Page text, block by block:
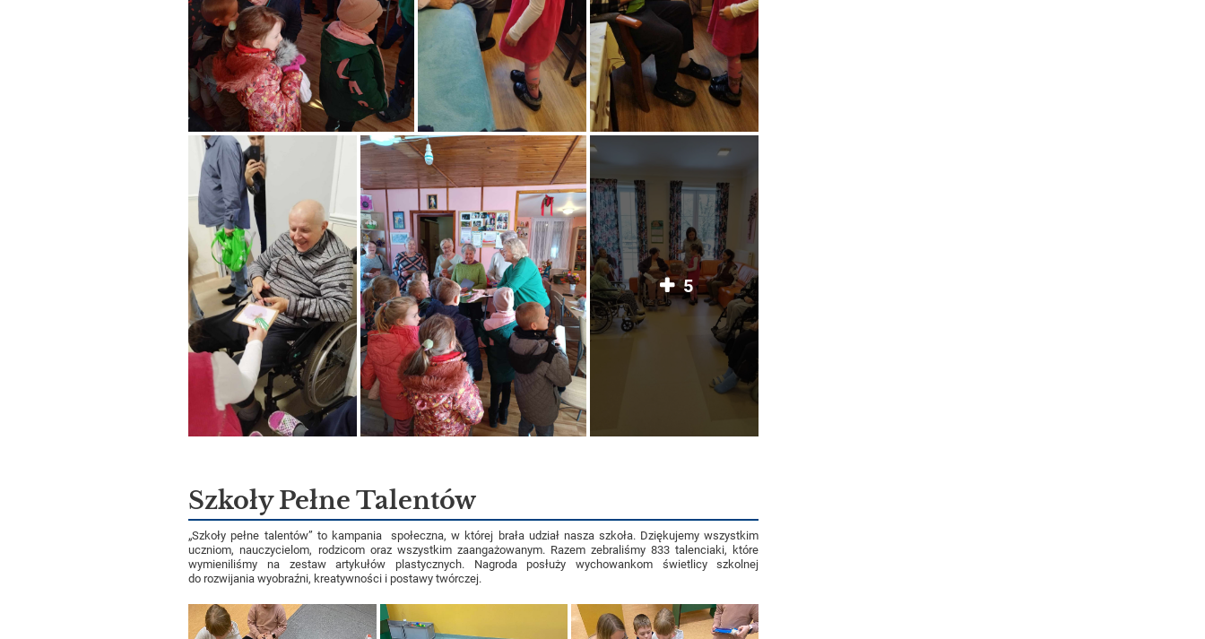
5
Szkoły Pełne Talentów
„Szkoły pełne talentów” to kampania społeczna, w której brała udział nasza szkoła. Dziękujemy wszystkim
uczniom, nauczycielom, rodzicom oraz wszystkim zaangażowanym. Razem zebraliśmy 833 talenciaki, które
wymieniliśmy na zestaw artykułów plastycznych. Nagroda posłuży wychowankom świetlicy szkolnej
do rozwijania wyobraźni, kreatywności i postawy twórczej.